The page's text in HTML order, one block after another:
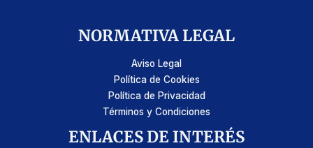
NORMATIVA LEGAL
Aviso Legal
Política de Cookies
Política de Privacidad
Términos y Condiciones
ENLACES DE INTERÉS